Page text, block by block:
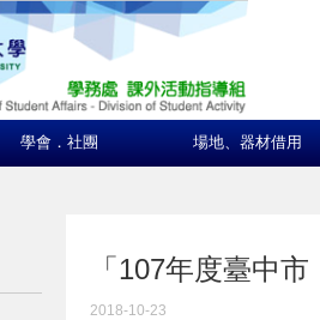
學會．社團 場地、器材借用
「107年度臺中
2018-10-23